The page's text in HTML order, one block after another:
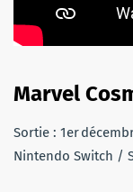
Marvel
Sortie : 1er
Nintendo Switch /